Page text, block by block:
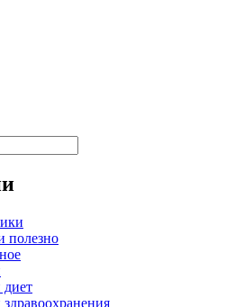
полезно
диет